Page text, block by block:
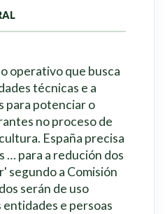
operativo que busca
técnicas e a
para potenciar o
no proceso de
España precisa
… para a redución dos
segundo a Comisión
serán de uso
e persoas